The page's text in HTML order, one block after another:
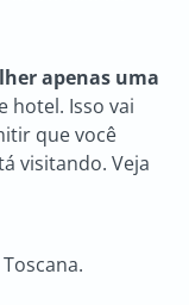
apenas uma
hotel. Isso vai
que você
visitando. Veja